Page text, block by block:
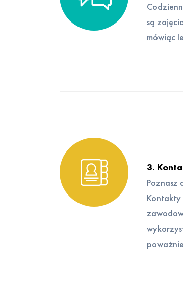
są
mówiąc
3.
Poznasz
Kontakty